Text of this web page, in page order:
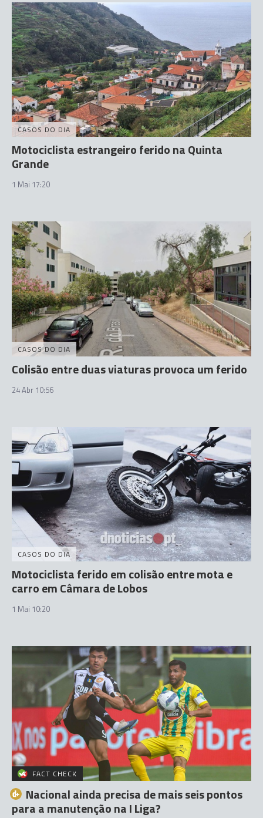
CASOS DO DIA
Motociclista estrangeiro ferido na Quinta
Grande
1 Mai 17:20
CASOS DO DIA
Colisão entre duas viaturas provoca um ferido
24 Abr 10:56
CASOS DO DIA
Motociclista ferido em colisão entre mota e
carro em Câmara de Lobos
1 Mai 10:20
FACT CHECK
Nacional ainda precisa de mais seis pontos
para a manutenção na I Liga?